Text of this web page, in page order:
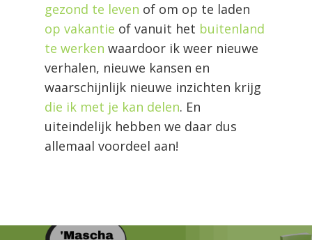
gezond te leven of om op te laden
op vakantie of vanuit het buitenland
te werken waardoor ik weer nieuwe
verhalen, nieuwe kansen en
waarschijnlijk nieuwe inzichten krijg
die ik met je kan delen. En
uiteindelijk hebben we daar dus
allemaal voordeel aan!